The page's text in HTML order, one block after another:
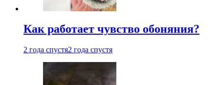
Как работает чувство обоняния?
2 года спустя2 года спустя